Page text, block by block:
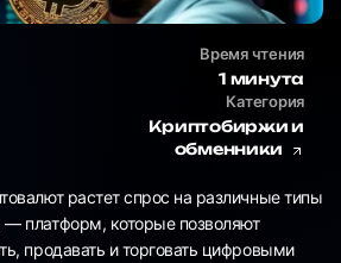
Время чтения
1 минута
Категория
Криптобиржи и
обменники
растет спрос на различные типы
платформ, которые позволяют
продавать и торговать цифровыми